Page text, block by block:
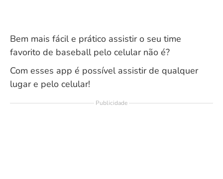
Bem mais fácil e prático assistir o seu time
favorito de baseball pelo celular não é?
Com esses app é possível assistir de qualquer
lugar e pelo celular!
Publicidade